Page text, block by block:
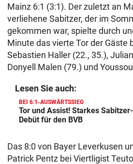
Mainz 6:1 (3:1). Der zuletzt an
verliehene Sabitzer, der im
gekommen war, spielte durch
Minute das vierte Tor der Gäste
Sebastien Haller (22., 35.),
Donyell Malen (79.) und
Lesen Sie auch:
BEI 6:1-AUSWÄRTSSIEG
Tor und Assist! Starkes Sabitzer-
Debüt für den BVB
Das 8:0 von Bayer Leverkusen
Patrick Pentz bei Viertligist